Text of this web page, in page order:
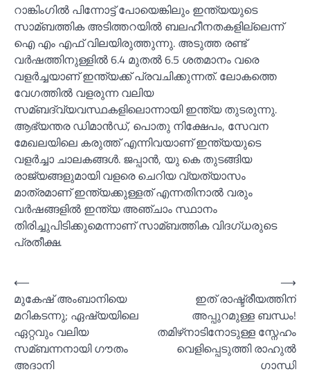
റാങ്കിംഗില്‍ പിന്നോട്ട് പോയെങ്കിലും ഇന്ത്യയുടെ
സാമ്ബത്തിക അടിത്തറയില്‍ ബലഹീനതകളില്ലെന്ന്
ഐ എം എഫ് വിലയിരുത്തുന്നു. അടുത്ത രണ്ട്
വർഷത്തിനുള്ളില്‍ 6.4 മുതല്‍ 6.5 ശതമാനം വരെ
വളർച്ചയാണ് ഇന്ത്യക്ക് പ്രവചിക്കുന്നത്. ലോകത്തെ
വേഗത്തില്‍ വളരുന്ന വലിയ
സമ്ബദ്‌വ്യവസ്ഥകളിലൊന്നായി ഇന്ത്യ തുടരുന്നു.
ആഭ്യന്തര ഡിമാൻഡ്, പൊതു നിക്ഷേപം, സേവന
മേഖലയിലെ കരുത്ത് എന്നിവയാണ് ഇന്ത്യയുടെ
വളർച്ചാ ചാലകങ്ങള്‍. ജപ്പാൻ, യു കെ തുടങ്ങിയ
രാജ്യങ്ങളുമായി വളരെ ചെറിയ വ്യത്യാസം
മാത്രമാണ് ഇന്ത്യക്കുള്ളത് എന്നതിനാല്‍ വരും
വർഷങ്ങളില്‍ ഇന്ത്യ അഞ്ചാം സ്ഥാനം
തിരിച്ചുപിടിക്കുമെന്നാണ് സാമ്ബത്തിക വിദഗ്ധരുടെ
പ്രതീക്ഷ.
Post
navigation
⟵
മുകേഷ് അംബാനിയെ
മറികടന്നു; ഏഷ്യയിലെ
ഏറ്റവും വലിയ
സമ്ബന്നനായി ഗൗതം
അദാനി
ഇത് രാഷ്ട്രീയത്തിന്
അപ്പുറമുള്ള ബന്ധം!
തമിഴ്‌നാടിനോടുള്ള സ്നേഹം
വെളിപ്പെടുത്തി രാഹുല്‍
ഗാന്ധി
⟶